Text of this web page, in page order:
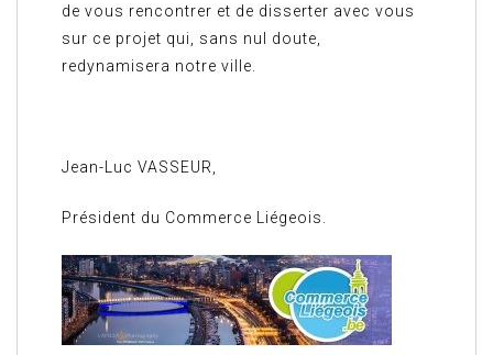
de vous rencontrer et de disserter avec vous
sur ce projet qui, sans nul doute,
redynamisera notre ville.
Jean-Luc VASSEUR,
Président du Commerce Liégeois.